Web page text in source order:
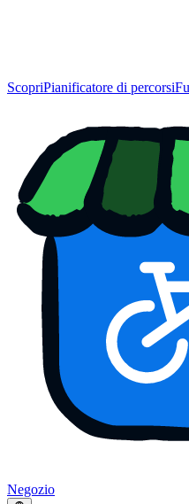
ScopriPianificatore di percorsi
Negozio